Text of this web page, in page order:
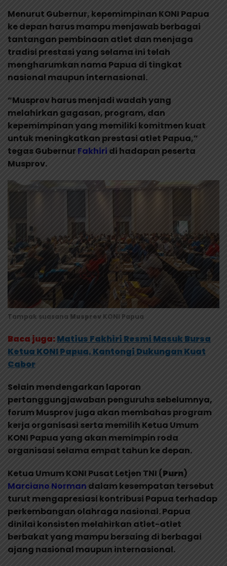
Menurut Gubernur, kepemimpinan KONI Papua
ke depan harus mampu menjawab berbagai
tantangan pembinaan atlet dan menjaga
tradisi prestasi yang selama ini telah
mengharumkan nama Papua di tingkat
nasional maupun internasional.
“Musprov harus menjadi wadah yang
melahirkan gagasan, program, dan
kepemimpinan yang memiliki komitmen kuat
untuk meningkatkan prestasi atlet Papua,”
tegas Gubernur Fakhiri di hadapan peserta
Musprov.
Tampak suasana Musprov KONI Papua
Baca juga:Matius Fakhiri Resmi Masuk Bursa
Ketua KONI Papua, Kantongi Dukungan Kuat
Cabor
Selain mendengarkan laporan
pertanggungjawaban penguruhs sebelumnya,
forum Musprov juga akan membahas program
kerja organisasi serta memilih Ketua Umum
KONI Papua yang akan memimpin roda
organisasi selama empat tahun ke depan.
Ketua Umum KONI Pusat Letjen TNI (Purn)
Marciano Norman dalam kesempatan tersebut
turut mengapresiasi kontribusi Papua terhadap
perkembangan olahraga nasional. Papua
dinilai konsisten melahirkan atlet-atlet
berbakat yang mampu bersaing di berbagai
ajang nasional maupun internasional.